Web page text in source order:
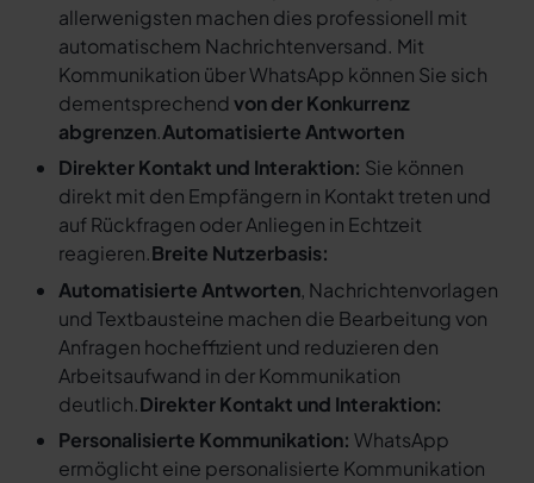
allerwenigsten machen dies professionell mit
automatischem Nachrichtenversand. Mit
Kommunikation über WhatsApp können Sie sich
dementsprechendvon der Konkurrenz
abgrenzen.Automatisierte Antworten
Direkter Kontakt und Interaktion: Sie können
direkt mit den Empfängern in Kontakt treten und
auf Rückfragen oder Anliegen in Echtzeit
reagieren.Breite Nutzerbasis:
Automatisierte Antworten, Nachrichtenvorlagen
und Textbausteine machen die Bearbeitung von
Anfragen hocheffizient und reduzieren den
Arbeitsaufwand in der Kommunikation
deutlich.Direkter Kontakt und Interaktion:
Personalisierte Kommunikation: WhatsApp
ermöglicht eine personalisierte Kommunikation